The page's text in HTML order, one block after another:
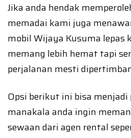
Jika anda hendak
memadai kami juga
mobil Wijaya Kusuma lepas
memang lebih hemat tapi
perjalanan mesti
Opsi berikut ini bisa
manakala anda ingin
sewaan dari agen rental